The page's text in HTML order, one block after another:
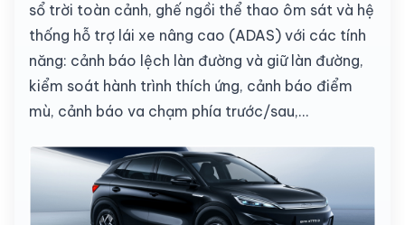
sổ trời toàn cảnh, ghế ngồi thể thao ôm sát và hệ
thống hỗ trợ lái xe nâng cao (ADAS) với các tính
năng: cảnh báo lệch làn đường và giữ làn đường,
kiểm soát hành trình thích ứng, cảnh báo điểm
mù, cảnh báo va chạm phía trước/sau,…